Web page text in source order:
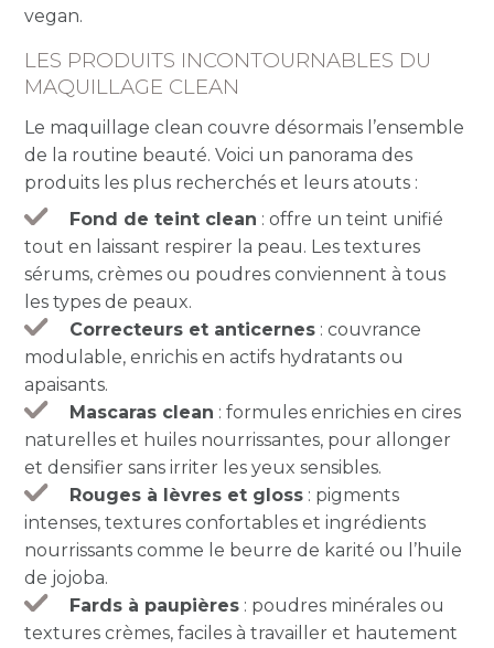
vegan.
LES PRODUITS INCONTOURNABLES DU
MAQUILLAGE CLEAN
Le maquillage clean couvre désormais l’ensemble
de la routine beauté. Voici un panorama des
produits les plus recherchés et leurs atouts :
Fond de teint clean : offre un teint unifié
tout en laissant respirer la peau. Les textures
sérums, crèmes ou poudres conviennent à tous
les types de peaux.
Correcteurs et anticernes : couvrance
modulable, enrichis en actifs hydratants ou
apaisants.
Mascaras clean : formules enrichies en cires
naturelles et huiles nourrissantes, pour allonger
et densifier sans irriter les yeux sensibles.
Rouges à lèvres et gloss : pigments
intenses, textures confortables et ingrédients
nourrissants comme le beurre de karité ou l’huile
de jojoba.
Fards à paupières : poudres minérales ou
textures crèmes, faciles à travailler et hautement